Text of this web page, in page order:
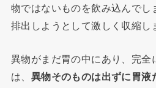
物ではないものを飲み込んでし
排出しようとして激しく収縮し
異物がまだ胃の中にあり、完全
は、 異物そのものは出ずに胃液